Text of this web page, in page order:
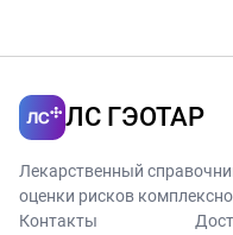
ЛС ГЭОТАР
Лекарственный
оценки рисков
Контакты